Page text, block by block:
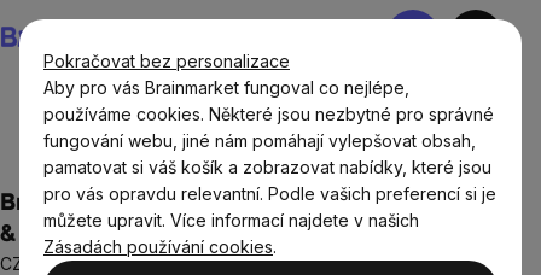
Pokračovat bez personalizace
Aby pro vás Brainmarket fungoval co nejlépe,
používáme cookies. Některé jsou nezbytné pro správné
fungování webu, jiné nám pomáhají vylepšovat obsah,
pamatovat si váš košík a zobrazovat nabídky, které jsou
pro vás opravdu relevantní. Podle vašich preferencí si je
můžete upravit. Více informací najdete v našich
Zásadách používání cookies.
na
obsah
Nákupní
Potraviny Nápoje Čaje Ovocné čaje
BrainMax Pure® Maté Lemon & Lime, citrón
& limetka, BIO, 50 g
CZ-BIO-001 certifikát / Osvěžující Maté s citrónem a limetkou